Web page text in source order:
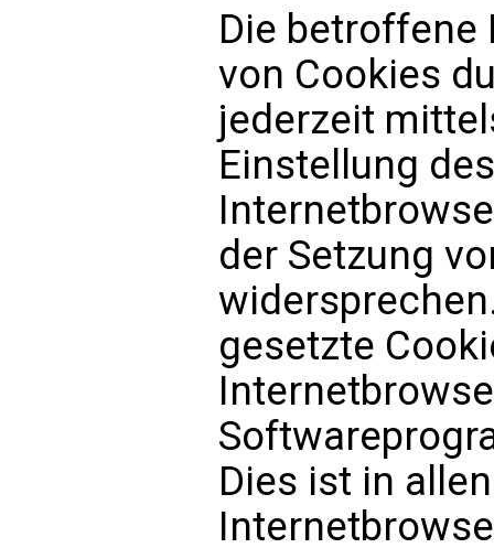
Die betroffene
von Cookies
jederzeit
Einstellung
der Setzung
gesetzte
Dies ist in